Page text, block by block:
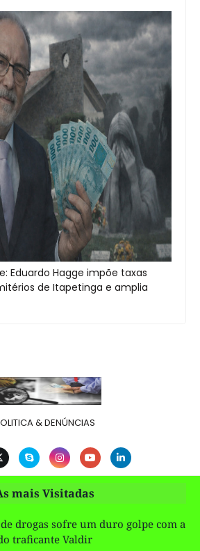
Eduardo Hagge impõe taxas
de Itapetinga e amplia
& DENÚNCIAS
mais Visitadas
drogas sofre um duro golpe com a
traficante Valdir